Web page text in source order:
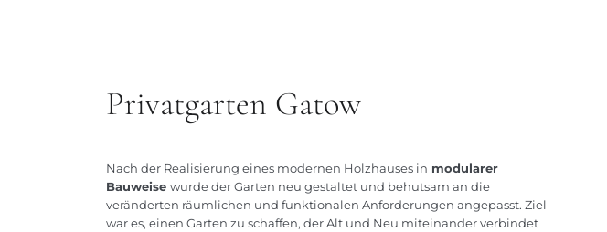
Privatgarten Gatow
Nach der Realisierung eines modernen Holzhauses in modularer
Bauweise wurde der Garten neu gestaltet und behutsam an die
veränderten räumlichen und funktionalen Anforderungen angepasst. Ziel
war es, einen Garten zu schaffen, der Alt und Neu miteinander verbindet